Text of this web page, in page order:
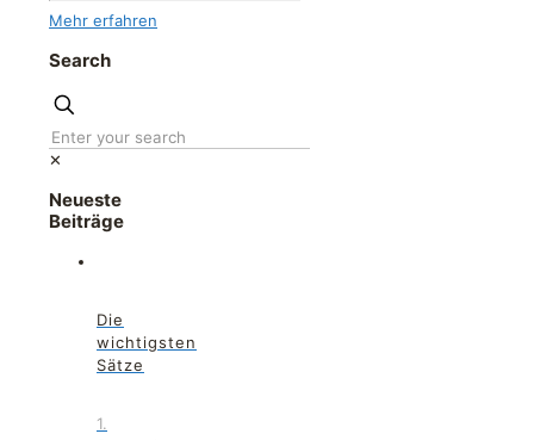
Mehr erfahren
Search
✕
Neueste
Beiträge
Die
wichtigsten
Sätze
1.